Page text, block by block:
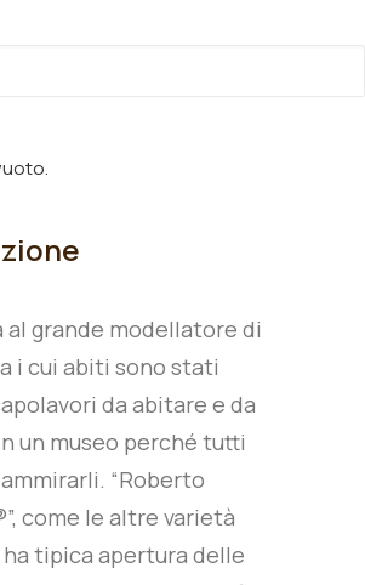
al grande modellatore di
i cui abiti sono stati
da abitare e da
un museo perché tutti
“Roberto
come le altre varietà
tipica apertura delle